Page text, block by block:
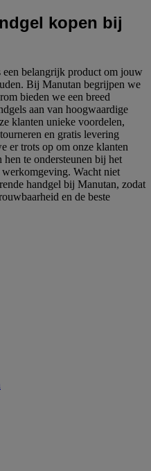
kopen bij
een belangrijk product om jouw
Bij Manutan begrijpen we
bieden we een breed
aan van hoogwaardige
klanten unieke voordelen,
en gratis levering
er trots op om onze klanten
hen te ondersteunen bij het
werkomgeving. Wacht niet
handgel bij Manutan, zodat
en de beste